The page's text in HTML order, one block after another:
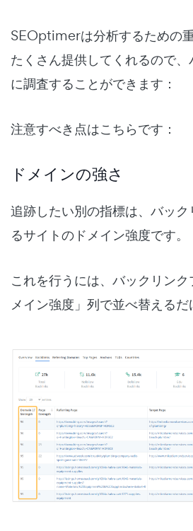
SEOptimerは分析するための
たくさん提供してくれるので
に調査することができます：
注意すべき点はこちらです：
ドメインの強さ
追跡したい別の指標は、バッ
るサイトのドメイン強度です。
これを行うには、バックリン
メイン強度」列で並べ替えるだ